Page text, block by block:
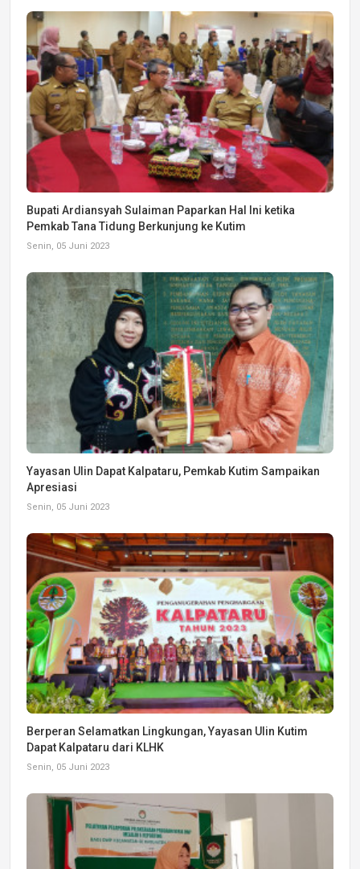
Bupati Ardiansyah Sulaiman Paparkan Hal Ini ketika
Pemkab Tana Tidung Berkunjung ke Kutim
Senin, 05 Juni 2023
Yayasan Ulin Dapat Kalpataru, Pemkab Kutim Sampaikan
Apresiasi
Senin, 05 Juni 2023
Berperan Selamatkan Lingkungan, Yayasan Ulin Kutim
Dapat Kalpataru dari KLHK
Senin, 05 Juni 2023